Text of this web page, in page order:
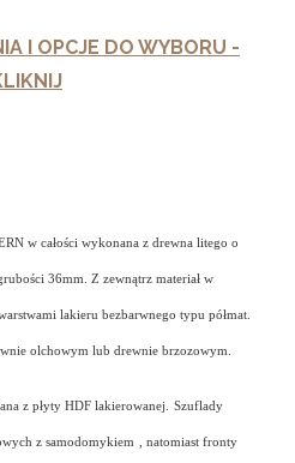
I OPCJE DO WYBORU -
w całości wykonana z drewna litego o
36mm. Z zewnątrz materiał w
lakieru bezbarwnego typu półmat.
olchowym lub drewnie brzozowym.
z płyty HDF lakierowanej. Szuflady
z samodomykiem , natomiast fronty